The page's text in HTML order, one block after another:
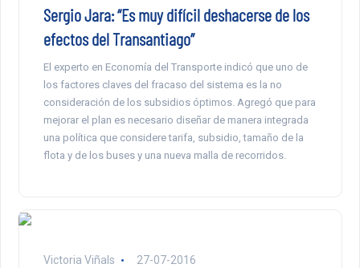
Sergio Jara: “Es muy difícil deshacerse de los
efectos del Transantiago”
El experto en Economía del Transporte indicó que uno de
los factores claves del fracaso del sistema es la no
consideración de los subsidios óptimos. Agregó que para
mejorar el plan es necesario diseñar de manera integrada
una política que considere tarifa, subsidio, tamaño de la
flota y de los buses y una nueva malla de recorridos.
Victoria Viñals 27-07-2016